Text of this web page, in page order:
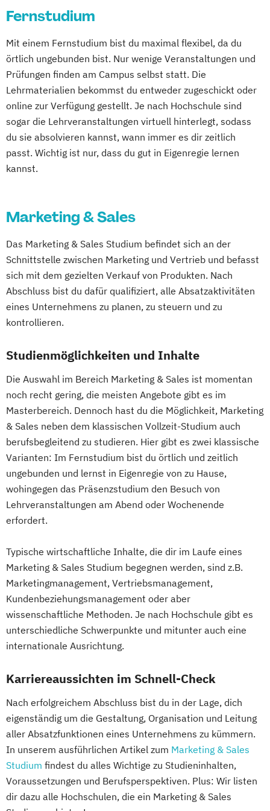
Online-Marketing & Marketingmanagement
Public Relations Hochschulzertifikat
Veranstaltungsökonom (FH)
Vertriebsmanagement
Werbe- und Medienpsychologie
Wirtschaftspsychologie
Fernstudium
Mit einem Fernstudium bist du maximal flexibel, da du
örtlich ungebunden bist. Nur wenige Veranstaltungen und
Prüfungen finden am Campus selbst statt. Die
Lehrmaterialien bekommst du entweder zugeschickt oder
online zur Verfügung gestellt. Je nach Hochschule sind
sogar die Lehrveranstaltungen virtuell hinterlegt, sodass
du sie absolvieren kannst, wann immer es dir zeitlich
passt. Wichtig ist nur, dass du gut in Eigenregie lernen
kannst.
Marketing & Sales
Das Marketing & Sales Studium befindet sich an der
Schnittstelle zwischen Marketing und Vertrieb und befasst
sich mit dem gezielten Verkauf von Produkten. Nach
Abschluss bist du dafür qualifiziert, alle Absatzaktivitäten
eines Unternehmens zu planen, zu steuern und zu
kontrollieren.
Studienmöglichkeiten und Inhalte
Die Auswahl im Bereich Marketing & Sales ist momentan
noch recht gering, die meisten Angebote gibt es im
Masterbereich. Dennoch hast du die Möglichkeit, Marketing
& Sales neben dem klassischen Vollzeit-Studium auch
berufsbegleitend zu studieren. Hier gibt es zwei klassische
Varianten: Im Fernstudium bist du örtlich und zeitlich
ungebunden und lernst in Eigenregie von zu Hause,
wohingegen das Präsenzstudium den Besuch von
Lehrveranstaltungen am Abend oder Wochenende
erfordert.
Typische wirtschaftliche Inhalte, die dir im Laufe eines
Marketing & Sales Studium begegnen werden, sind z.B.
Marketingmanagement, Vertriebsmanagement,
Kundenbeziehungsmanagement oder aber
wissenschaftliche Methoden. Je nach Hochschule gibt es
unterschiedliche Schwerpunkte und mitunter auch eine
internationale Ausrichtung.
Karriereaussichten im Schnell-Check
Nach erfolgreichem Abschluss bist du in der Lage, dich
eigenständig um die Gestaltung, Organisation und Leitung
aller Absatzfunktionen eines Unternehmens zu kümmern.
In unserem ausführlichen Artikel zum Marketing & Sales
Studium findest du alles Wichtige zu Studieninhalten,
Voraussetzungen und Berufsperspektiven. Plus: Wir listen
dir dazu alle Hochschulen, die ein Marketing & Sales